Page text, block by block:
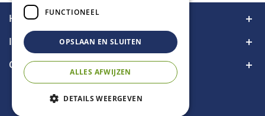
Handige links
Informatie
Contact
FUNCTIONEEL
OPSLAAN EN SLUITEN
ALLES AFWIJZEN
DETAILS WEERGEVEN